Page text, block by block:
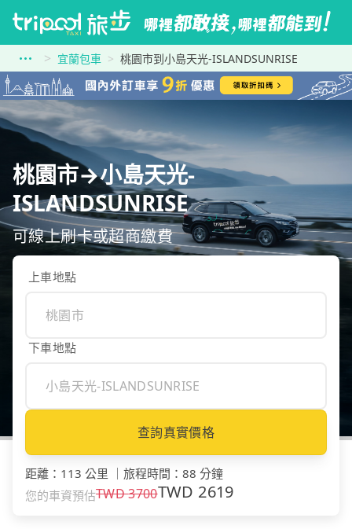
宜蘭包車 桃園市到小島天光-ISLANDSUNRISE
桃園市→小島天光-
ISLANDSUNRISE
可線上刷卡或超商繳費
上車地點
下車地點
查詢真實價格
距離 ： 113 公里 旅程時間 ： 88 分鐘
您的車資預估TWD3700TWD 2619